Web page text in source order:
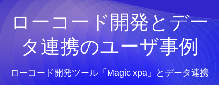
ローコード開発とデー
タ連携のユーザ事例
ローコード開発ツール「Magic xpa」とデータ連携